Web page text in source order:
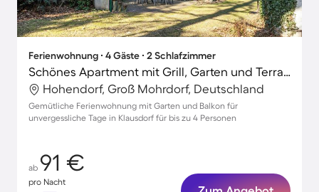
Ferienwohnung ∙ 4 Gäste ∙ 2 Schlafzimmer
Schönes Apartment mit Grill, Garten und Terrasse
Hohendorf, Groß Mohrdorf, Deutschland
Gemütliche Ferienwohnung mit Garten und Balkon für
unvergessliche Tage in Klausdorf für bis zu 4 Personen
ab 91 €
pro Nacht